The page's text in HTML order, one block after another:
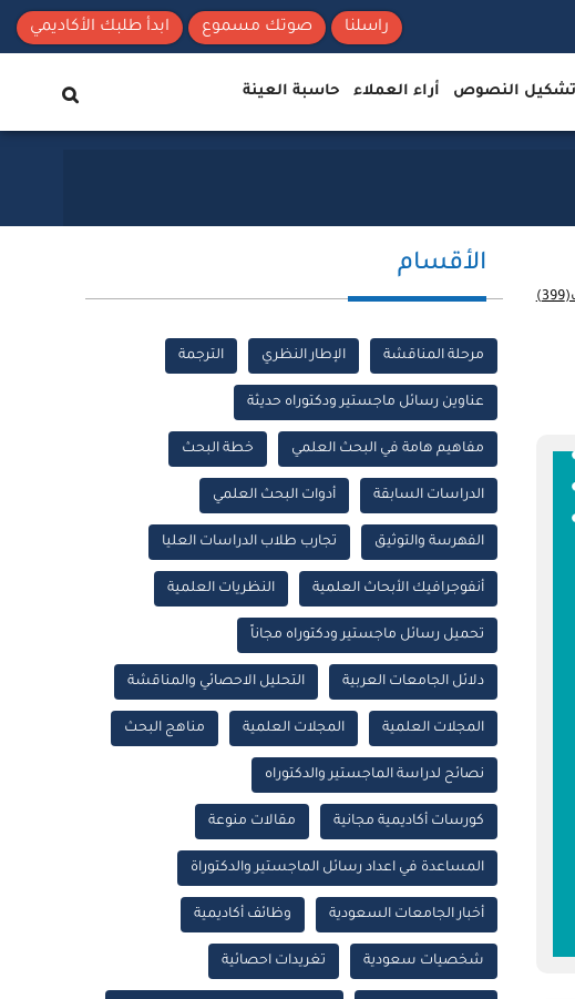
ابدأ طلبك الأكاديمي صوتك مسموع راسلنا
تشكيل النصوص أراء العملاء حاسبة العينة
الأقسام
مرحلة المناقشة الإطار النظري الترجمة
عناوين رسائل ماجستير ودكتوراه حديثة
مفاهيم هامة في البحث العلمي خطة البحث
الدراسات السابقة أدوات البحث العلمي
الفهرسة والتوثيق تجارب طلاب الدراسات العليا
أنفوجرافيك الأبحاث العلمية النظريات العلمية
تحميل رسائل ماجستير ودكتوراه مجاناً
دلائل الجامعات العربية التحليل الاحصائي والمناقشة
المجلات العلمية المجلات العلمية مناهج البحث
نصائح لدراسة الماجستير والدكتوراه
كورسات أكاديمية مجانية مقالات منوعة
المساعدة في اعداد رسائل الماجستير والدكتوراة
أخبار الجامعات السعودية وظائف أكاديمية
شخصيات سعودية تغريدات احصائية